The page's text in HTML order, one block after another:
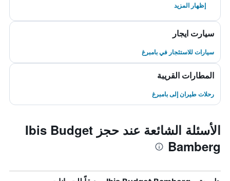
إظهار المزيد
سيارت ايجار
سيارات للاستئجار في بامبرغ
المطارات القريبة
رحلات طيران إلى بامبرغ
الأسئلة الشائعة عند حجز Ibis Budget
Bamberg